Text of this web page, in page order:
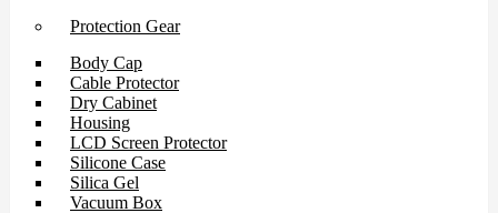
Protection Gear
Body Cap
Cable Protector
Dry Cabinet
Housing
LCD Screen Protector
Silicone Case
Silica Gel
Vacuum Box